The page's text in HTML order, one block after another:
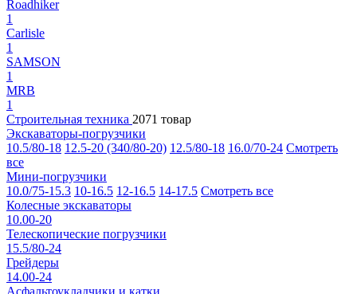
Roadhiker
1
Carlisle
1
SAMSON
1
MRB
1
Строительная техника 2071 товар
Экскаваторы-погрузчики
10.5/80-18 12.5-20 (340/80-20) 12.5/80-18 16.0/70-24 Смотреть
все
Мини-погрузчики
10.0/75-15.3 10-16.5 12-16.5 14-17.5 Смотреть все
Колесные экскаваторы
10.00-20
Телескопические погрузчики
15.5/80-24
Грейдеры
14.00-24
Асфальтоукладчики и катки